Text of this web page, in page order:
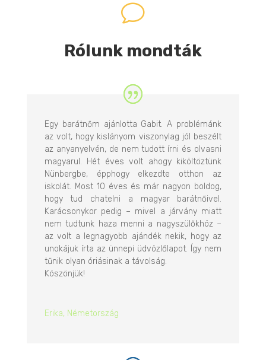
v
Rólunk mondták
Egy barátnőm ajánlotta Gabit. A problémánk
az volt, hogy kislányom viszonylag jól beszélt
az anyanyelvén, de nem tudott írni és olvasni
magyarul. Hét éves volt ahogy kiköltöztünk
Nünbergbe, épphogy elkezdte otthon az
iskolát. Most 10 éves és már nagyon boldog,
hogy tud chatelni a magyar barátnőivel.
Karácsonykor pedig – mivel a járvány miatt
nem tudtunk haza menni a nagyszülőkhöz –
az volt a legnagyobb ajándék nekik, hogy az
unokájuk írta az ünnepi üdvözlőlapot. Így nem
tűnik olyan óriásinak a távolság.
Köszönjük!
Erika, Németország